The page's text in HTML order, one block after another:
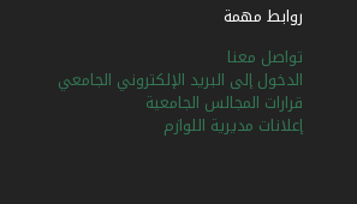
روابط مهمة
تواصل معنا
الدخول إلى البريد الإلكتروني الجامعي
قرارات المجالس الجامعية
إعلانات مديرية اللوازم